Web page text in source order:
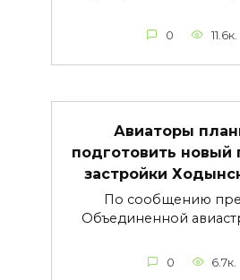
0 11.6к.
Авиаторы
подготовить новый
застройки
По сообщению
Объединенной
0 6.7к.